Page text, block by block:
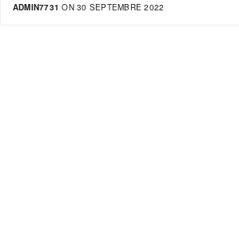
ADMIN7731 ON 30 SEPTEMBRE 2022